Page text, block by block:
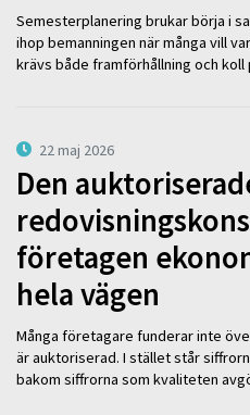
Semesterplanering brukar börja i
ihop bemanningen när många vill
krävs både framförhållning och
22 maj 2026
Den
företagen
hela vägen
Många företagare funderar inte
är auktoriserad. I stället står
bakom siffrorna som kvaliteten